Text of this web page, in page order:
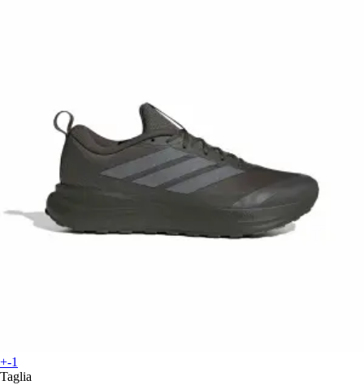
+-1
Taglia